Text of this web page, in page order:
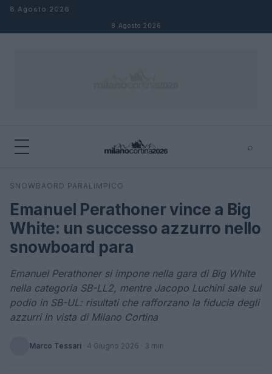
Salta al contenuto
8 Agosto 2026
8 Agosto 2026
⌕
Cerca
SNOWBAORD PARALIMPICO
Emanuel Perathoner vince a Big
White: un successo azzurro nello
snowboard para
Emanuel Perathoner si impone nella gara di Big White
nella categoria SB-LL2, mentre Jacopo Luchini sale sul
podio in SB-UL: risultati che rafforzano la fiducia degli
azzurri in vista di Milano Cortina
Marco Tessari · 4 Giugno 2026 · 3 min